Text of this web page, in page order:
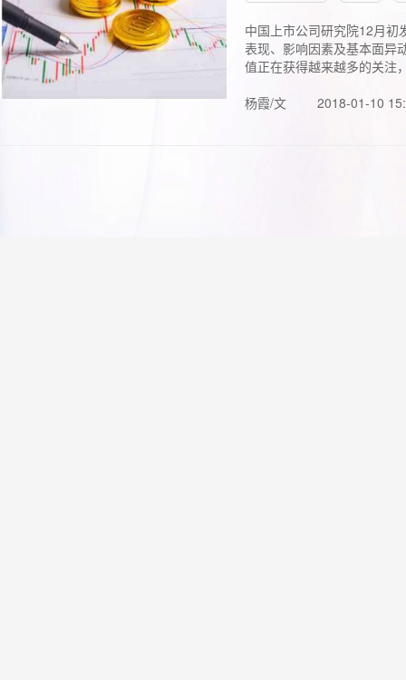
中国上市公司研究院12月初
表现、影响因素及基本面异
值正在获得越来越多的关注
杨霞/文
2018-01-10